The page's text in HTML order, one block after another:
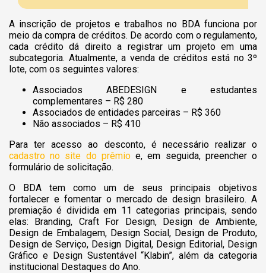
A inscrição de projetos e trabalhos no BDA funciona por
meio da compra de créditos. De acordo com o regulamento,
cada crédito dá direito a registrar um projeto em uma
subcategoria. Atualmente, a venda de créditos está no 3º
lote, com os seguintes valores:
Associados ABEDESIGN e estudantes
complementares – R$ 280
Associados de entidades parceiras – R$ 360
Não associados – R$ 410
Para ter acesso ao desconto, é necessário realizar o
cadastro no site do prêmioe, em seguida, preencher o
formulário de solicitação.
O BDA tem como um de seus principais objetivos
fortalecer e fomentar o mercado de design brasileiro. A
premiação é dividida em 11 categorias principais, sendo
elas: Branding, Craft For Design, Design de Ambiente,
Design de Embalagem, Design Social, Design de Produto,
Design de Serviço, Design Digital, Design Editorial, Design
Gráfico e Design Sustentável “Klabin”, além da categoria
institucional Destaques do Ano.